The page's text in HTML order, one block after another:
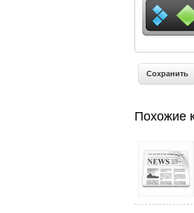
Похожие